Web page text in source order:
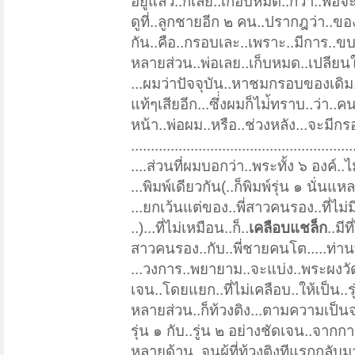
ดูที่..ลูกชายอีก ๒ คน..ปรากฎว่า..ข
กัน..คือ..กรอบเละ..เพราะ..มีการ..
หลายส่วน..พ่อเลย..เก็บหมด..เปลีย
...ผมว่าปัจจุบัน..หาชมกรอบของเดิ
แท้ๆเสียอีก...ซึ่่งผมก็ไม่้ทราบ..ว่า..
หน้า..พ่อผม..หรือ..ช่วงหลัง...จะมีกร
....ส่วนที่ผมบอกว่า..พระทั้ง ๖ องค์
...พิมพ์เดียวกัน(..ก็พิมพ์รุ่น ๑ นั่นแห
...ยกเว้นแต่ของ..พี่สาวคนรอง..ที่ไ
..)...ที่ไม่เหมือน..ก็..เคลือบแชล็ก..มี
สาวคนรอง..กับ..พี่ชายคนโต.....ท่า
...วงการ..พยายาม..จะแบ่ง..พระผง
เจน..โดยแยก..ที่ไม่เคลือบ..ให้เป็น
หลายส่วน..ก็ท้วงติง...ตามความเป็
รุ่น ๑ กับ..รู่น ๒ อย่างชัดเจน..จาก
หลายด้าน..จนผู้ที่ท้วงติงทีแรกกลับม